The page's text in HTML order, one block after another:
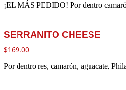
¡EL MÁS PEDIDO! Por dentro
SERRANITO CHEESE
$169.00
Por dentro res, camarón, aguacate,